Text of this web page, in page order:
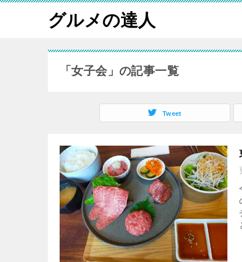
グルメの達人
「女子会」の記事一覧
Tweet